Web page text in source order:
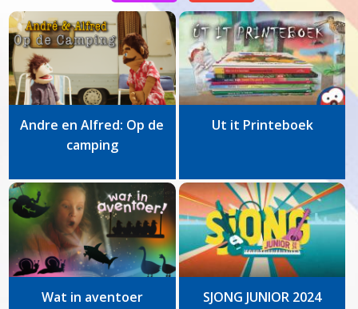
Andre en Alfred: Op de
camping
Ut it Printeboek
Wat in aventoer SJONG JUNIOR 2024